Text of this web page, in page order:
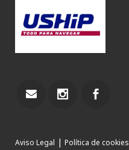
Aviso Legal | Política de cookies